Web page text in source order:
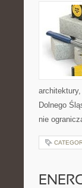
Dolnego
nie